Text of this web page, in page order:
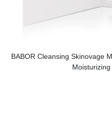
BABOR Cleansing Skinovage